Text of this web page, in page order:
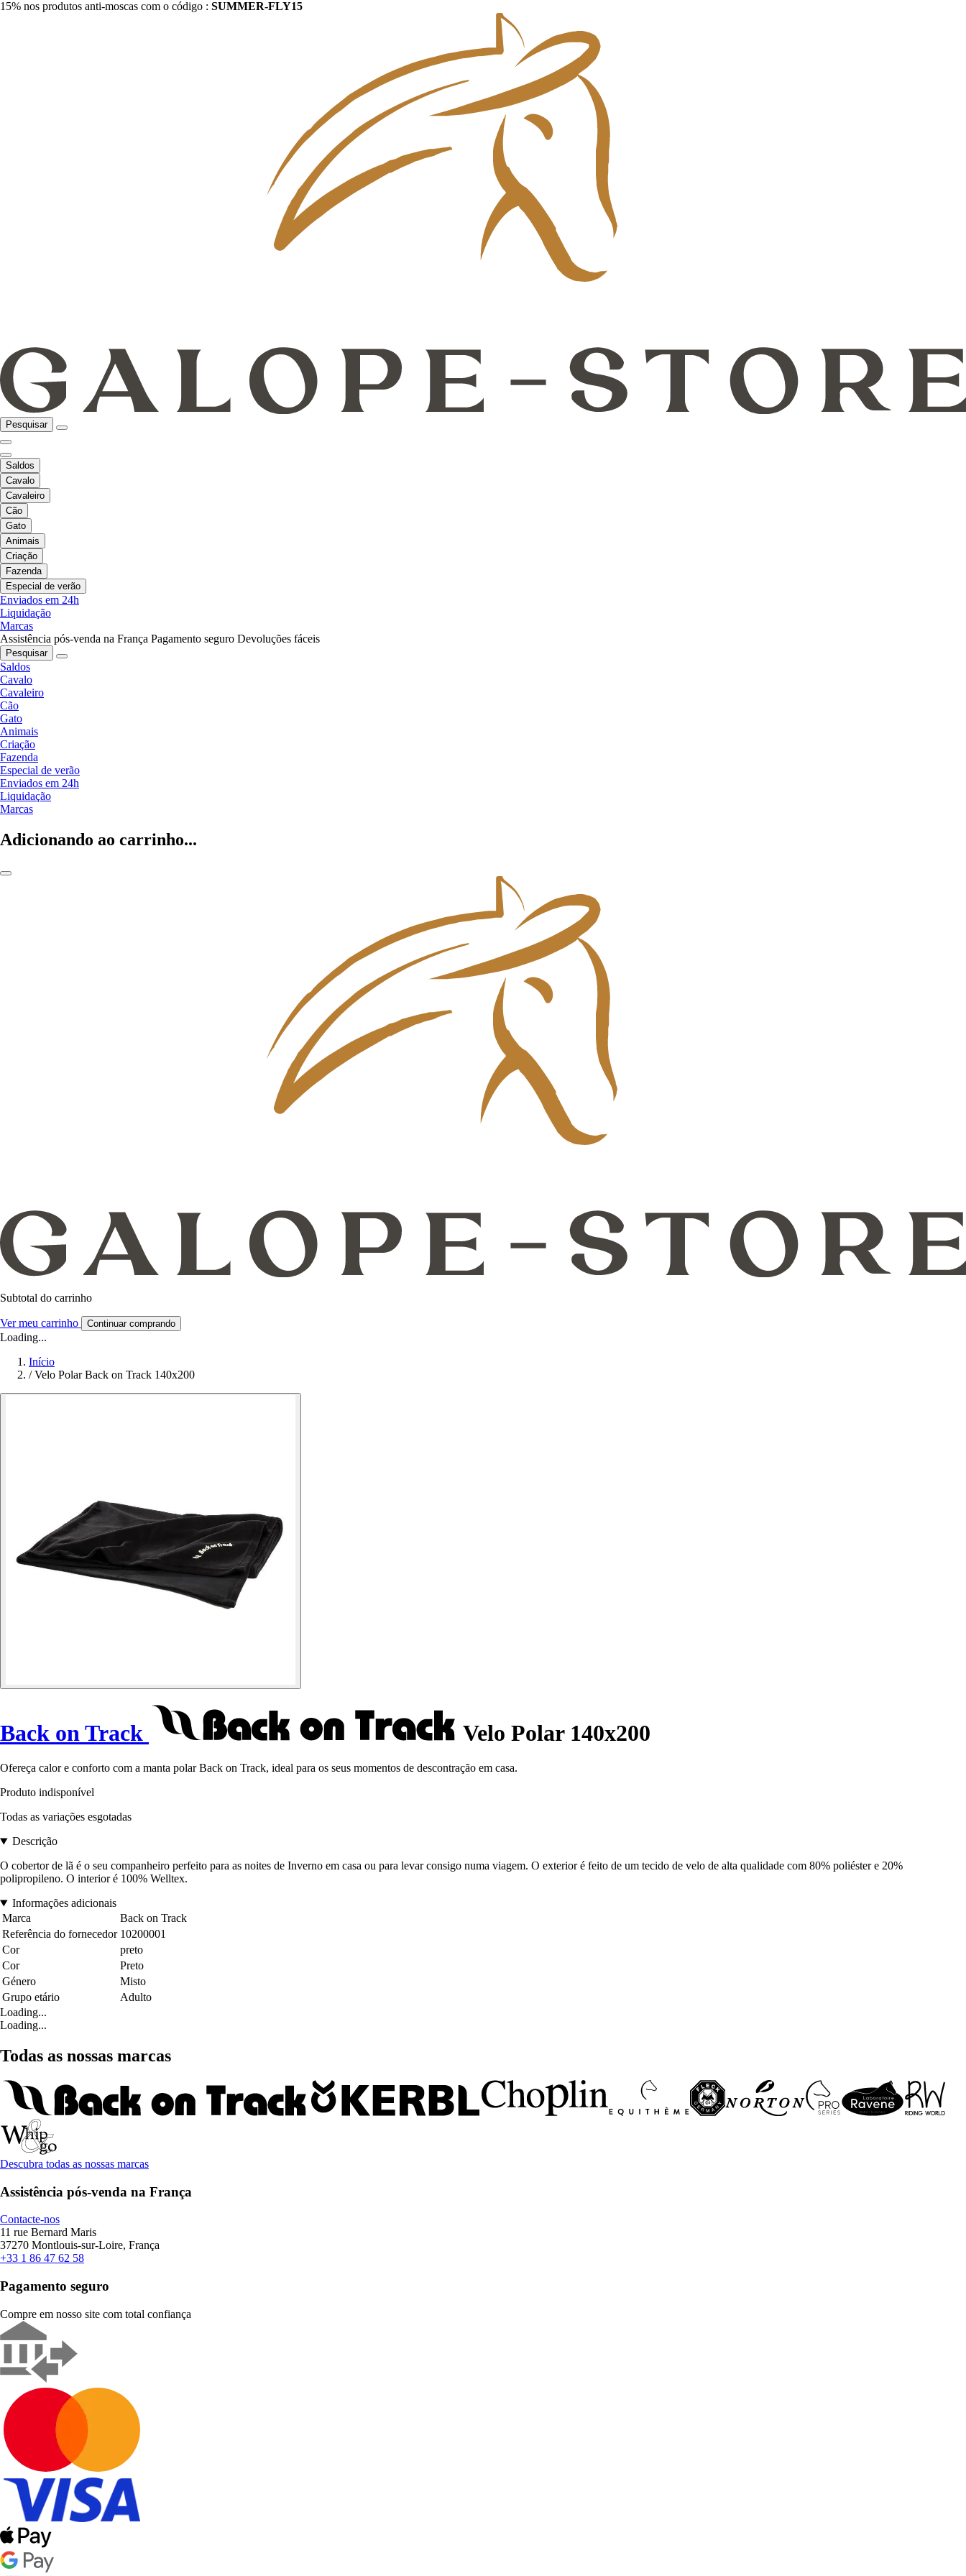
15% nos produtos anti-moscas com o código : SUMMER-FLY15
Pesquisar
Saldos
Cavalo
Cavaleiro
Cão
Gato
Animais
Criação
Fazenda
Especial de verão
Enviados em 24h
Liquidação
Marcas
Assistência pós-venda na França Pagamento seguro Devoluções fáceis
Pesquisar
Saldos
Cavalo
Cavaleiro
Cão
Gato
Animais
Criação
Fazenda
Especial de verão
Enviados em 24h
Liquidação
Marcas
Adicionando ao carrinho...
Subtotal do carrinho
Ver meu carrinho Continuar comprando
Loading...
Início
/ Velo Polar Back on Track 140x200
Back on Track Velo Polar 140x200
Ofereça calor e conforto com a manta polar Back on Track, ideal para os seus momentos de descontração em casa.
Produto indisponível
Todas as variações esgotadas
Descrição
O cobertor de lã é o seu companheiro perfeito para as noites de Inverno em casa ou para levar consigo numa viagem. O exterior é feito de um tecido de velo de alta qualidade com 80% poliéster e 20%
polipropileno. O interior é 100% Welltex.
Informações adicionais
Marca
Back on Track
Referência do fornecedor 10200001
Cor
preto
Cor
Preto
Género
Misto
Grupo etário
Adulto
Loading...
Loading...
Todas as nossas marcas
Descubra todas as nossas marcas
Assistência pós-venda na França
Contacte-nos
11 rue Bernard Maris
37270 Montlouis-sur-Loire, França
+33 1 86 47 62 58
Pagamento seguro
Compre em nosso site com total confiança